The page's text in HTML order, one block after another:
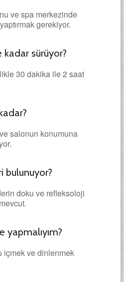
ve spa merkezinde
gerekiyor.
kadar sürüyor?
30 dakika ile 2 saat
salonun konumuna
bulunuyor?
doku ve refleksoloji
yapmalıyım?
içmek ve dinlenmek